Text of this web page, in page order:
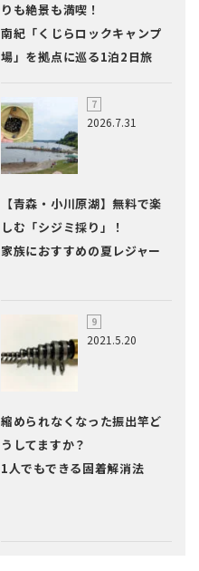
りも絶景も満喫！
南紀「くじらロックキャンプ
場」を拠点に巡る1泊2日旅
2026.7.31
【青森・小川原湖】無料で楽
しむ「シジミ採り」！
家族におすすめの夏レジャー
2021.5.20
縮められなくなった振出竿ど
うしてますか？
1人でもできる固着解消法